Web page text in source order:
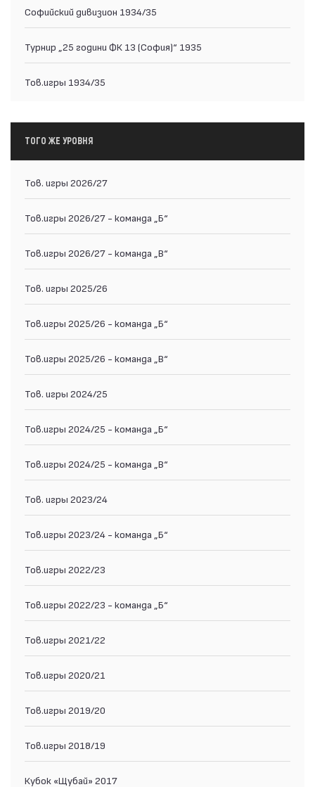
Софийский дивизион 1934/35
Турнир „25 години ФК 13 (София)“ 1935
Тов.игры 1934/35
ТОГО ЖЕ УРОВНЯ
Тов. игры 2026/27
Тов.игры 2026/27 - команда „Б“
Тов.игры 2026/27 - команда „В“
Тов. игры 2025/26
Тов.игры 2025/26 - команда „Б“
Тов.игры 2025/26 - команда „В“
Тов. игры 2024/25
Тов.игры 2024/25 - команда „Б“
Тов.игры 2024/25 - команда „В“
Тов. игры 2023/24
Тов.игры 2023/24 - команда „Б“
Тов.игры 2022/23
Тов.игры 2022/23 - команда „Б“
Тов.игры 2021/22
Тов.игры 2020/21
Тов.игры 2019/20
Тов.игры 2018/19
Кубок «Щубай» 2017